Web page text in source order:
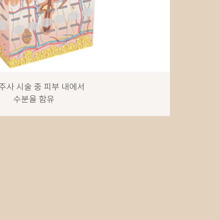
사 시술 중 피부 내에서
수분을 함유